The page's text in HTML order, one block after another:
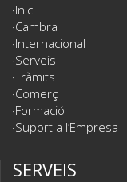
Inici
Cambra
Internacional
Serveis
Tràmits
Comerç
Formació
Suport a l’Empresa
SERVEIS